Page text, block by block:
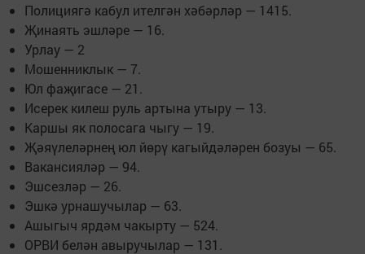
Полициягә кабул ителгән хәбәрләр — 1415.
Җинаять эшләре — 16.
Урлау — 2
Мошенниклык — 7.
Юл фаҗигасе — 21.
Исерек килеш руль артына утыру — 13.
Каршы як полосага чыгу — 19.
Җәяүлеләрнең юл йөрү кагыйдәләрен бозуы — 65.
Вакансияләр — 94.
Эшсезләр — 26.
Эшкә урнашучылар — 63.
Ашыгыч ярдәм чакырту — 524.
ОРВИ белән авыручылар — 131.